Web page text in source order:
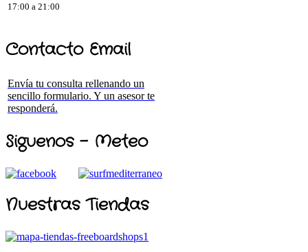
17:00 a 21:00
Contacto Email
Envía tu consulta rellenando un
sencillo formulario. Y un asesor te
responderá.
Siguenos - Meteo
Nuestras Tiendas